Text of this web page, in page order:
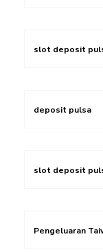
slot deposit
deposit pulsa
slot deposit
Pengeluaran